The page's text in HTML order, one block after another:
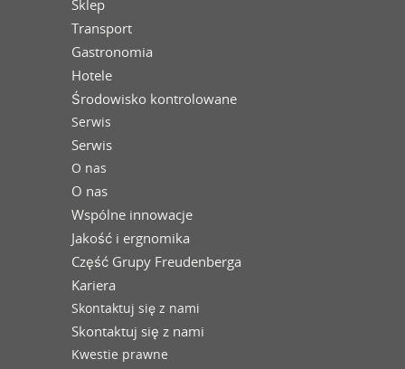
Sklep
Transport
Gastronomia
Hotele
Środowisko kontrolowane
Serwis
Serwis
O nas
O nas
Wspólne innowacje
Jakość i ergnomika
Część Grupy Freudenberga
Kariera
Skontaktuj się z nami
Skontaktuj się z nami
Kwestie prawne